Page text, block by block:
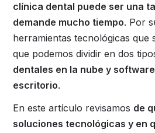
clínica dental puede ser una
demande mucho tiempo. Por
herramientas tecnológicas que
que podemos dividir en dos
dentales en la nube y
escritorio.
En este artículo revisamos de
soluciones tecnológicas y en